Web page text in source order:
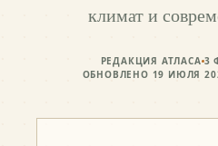
климат и
РЕДАКЦИЯ АТЛАСА 3
ОБНОВЛЕНО 19 ИЮЛЯ